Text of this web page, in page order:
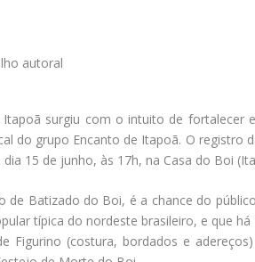
surgiu com o intuito de fortalecer
do grupo Encanto de Itapoã. O registro
15 de junho, às 17h, na Casa do Boi
de Batizado do Boi, é a chance do
típica do nordeste brasileiro, e que
Figurino (costura, bordados e